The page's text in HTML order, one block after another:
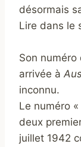
désormais
Lire dans le
Son numéro
arrivée à
inconnu.
Le numéro
deux
juillet 1942